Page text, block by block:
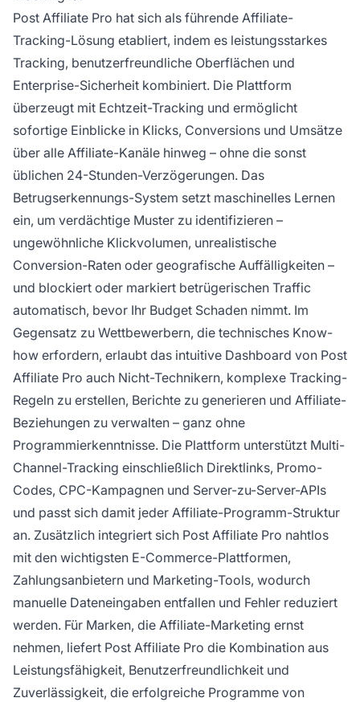
Post Affiliate Pro hat sich als führende Affiliate-
Tracking-Lösung etabliert, indem es leistungsstarkes
Tracking, benutzerfreundliche Oberflächen und
Enterprise-Sicherheit kombiniert. Die Plattform
überzeugt mit Echtzeit-Tracking und ermöglicht
sofortige Einblicke in Klicks, Conversions und Umsätze
über alle Affiliate-Kanäle hinweg – ohne die sonst
üblichen 24-Stunden-Verzögerungen. Das
Betrugserkennungs-System setzt maschinelles Lernen
ein, um verdächtige Muster zu identifizieren –
ungewöhnliche Klickvolumen, unrealistische
Conversion-Raten oder geografische Auffälligkeiten –
und blockiert oder markiert betrügerischen Traffic
automatisch, bevor Ihr Budget Schaden nimmt. Im
Gegensatz zu Wettbewerbern, die technisches Know-
how erfordern, erlaubt das intuitive Dashboard von Post
Affiliate Pro auch Nicht-Technikern, komplexe Tracking-
Regeln zu erstellen, Berichte zu generieren und Affiliate-
Beziehungen zu verwalten – ganz ohne
Programmierkenntnisse. Die Plattform unterstützt Multi-
Channel-Tracking einschließlich Direktlinks, Promo-
Codes, CPC-Kampagnen und Server-zu-Server-APIs
und passt sich damit jeder Affiliate-Programm-Struktur
an. Zusätzlich integriert sich Post Affiliate Pro nahtlos
mit den wichtigsten E-Commerce-Plattformen,
Zahlungsanbietern und Marketing-Tools, wodurch
manuelle Dateneingaben entfallen und Fehler reduziert
werden. Für Marken, die Affiliate-Marketing ernst
nehmen, liefert Post Affiliate Pro die Kombination aus
Leistungsfähigkeit, Benutzerfreundlichkeit und
Zuverlässigkeit, die erfolgreiche Programme von